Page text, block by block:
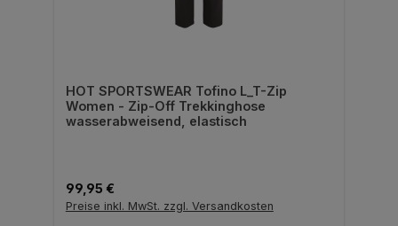
HOT SPORTSWEAR Tofino L_T-Zip
Women - Zip-Off Trekkinghose
wasserabweisend, elastisch
Regulärer Preis:
99,95 €
Preise inkl. MwSt. zzgl. Versandkosten